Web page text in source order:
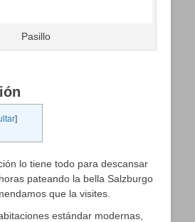
Pasillo
]
lo tiene todo para descansar
pateando la bella Salzburgo
que la visites.
estándar modernas,